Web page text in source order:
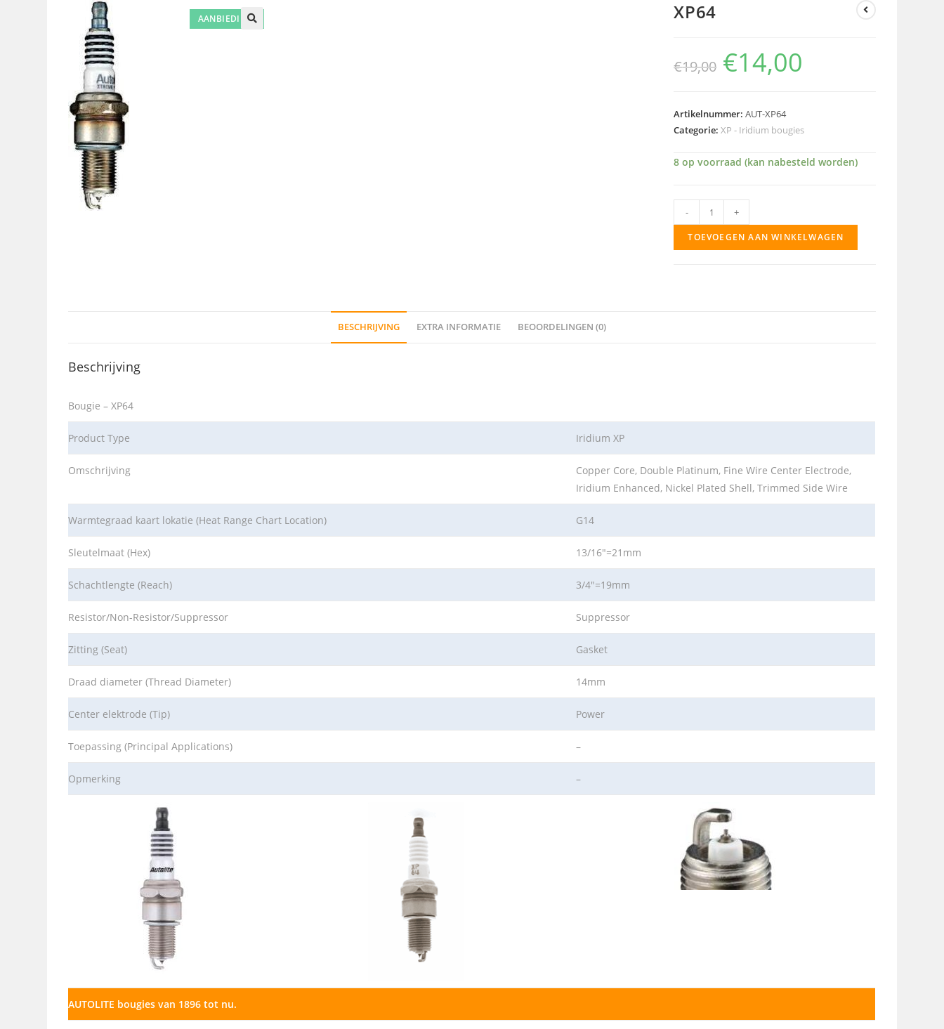
AANBIEDING! XP64
€19,00 €14,00
Artikelnummer:AUT-XP64
Categorie:XP - Iridium bougies
8 op voorraad (kan nabesteld worden)
-
XP64
aantal
+
TOEVOEGEN AAN WINKELWAGEN
BESCHRIJVING EXTRA INFORMATIE BEOORDELINGEN (0)
Beschrijving
Bougie – XP64
Product Type Iridium XP
Omschrijving
Copper Core, Double Platinum, Fine Wire Center Electrode,
Iridium Enhanced, Nickel Plated Shell, Trimmed Side Wire
Warmtegraad kaart lokatie (Heat Range Chart Location) G14
Sleutelmaat (Hex) 13/16″=21mm
Schachtlengte (Reach) 3/4″=19mm
Resistor/Non-Resistor/Suppressor Suppressor
Zitting (Seat) Gasket
Draad diameter (Thread Diameter) 14mm
Center elektrode (Tip) Power
Toepassing (Principal Applications) –
Opmerking –
AUTOLITE bougies van 1896 tot nu.